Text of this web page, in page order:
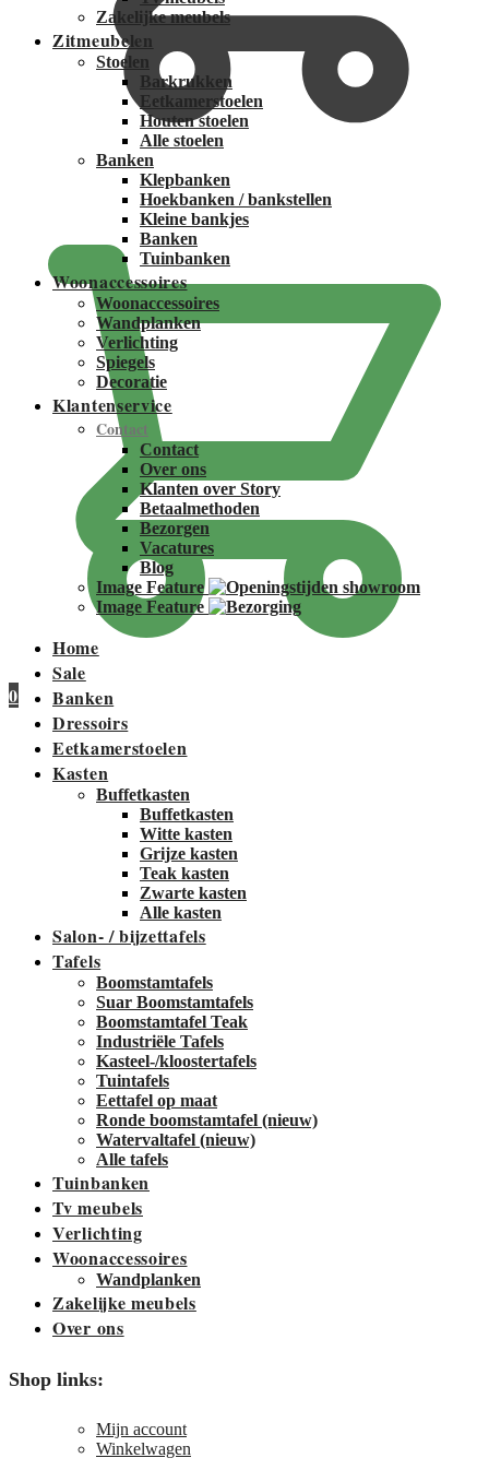
0
Zakelijke meubels
Zitmeubelen
Stoelen
Barkrukken
Eetkamerstoelen
Houten stoelen
Alle stoelen
Banken
Klepbanken
Hoekbanken / bankstellen
Kleine bankjes
Banken
Tuinbanken
Woonaccessoires
Woonaccessoires
Wandplanken
Verlichting
Spiegels
Decoratie
Klantenservice
Contact
Contact
Over ons
Klanten over Story
Betaalmethoden
Bezorgen
Vacatures
Blog
Image Feature
Image Feature
Home
Sale
Banken
Dressoirs
Eetkamerstoelen
Kasten
Buffetkasten
Buffetkasten
Witte kasten
Grijze kasten
Teak kasten
Zwarte kasten
Alle kasten
Salon- / bijzettafels
Tafels
Boomstamtafels
Suar Boomstamtafels
Boomstamtafel Teak
Industriële Tafels
Kasteel-/kloostertafels
Tuintafels
Eettafel op maat
Ronde boomstamtafel (nieuw)
Watervaltafel (nieuw)
Alle tafels
Tuinbanken
Tv meubels
Verlichting
Woonaccessoires
Wandplanken
Zakelijke meubels
Over ons
Shop links:
Mijn account
Winkelwagen